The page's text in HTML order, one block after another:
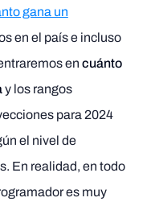
gana un
en el país e incluso
en cuánto
y los rangos
para 2024
el nivel de
En realidad, en todo
es muy